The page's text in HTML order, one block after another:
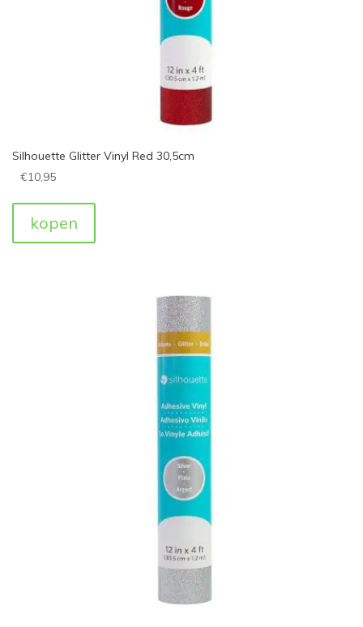
Silhouette Glitter Vinyl Red 30,5cm
€10,95
kopen